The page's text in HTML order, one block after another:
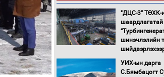
"ДЦС-3” ТӨХК-
шаардлагатай
шинэчлэлийн
УИХ-ын дарга
С.Бямбацогт